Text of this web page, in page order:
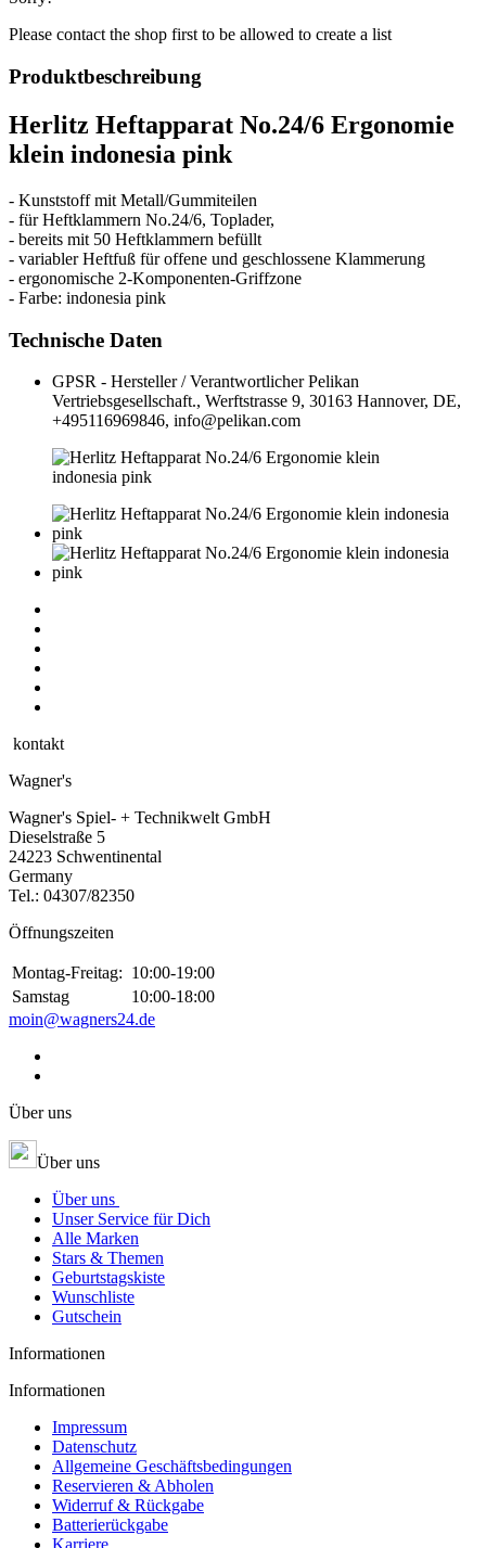
Please contact the shop first to be allowed to create a list
Produktbeschreibung
Herlitz Heftapparat No.24/6 Ergonomie
klein indonesia pink
- Kunststoff mit Metall/Gummiteilen
- für Heftklammern No.24/6, Toplader,
- bereits mit 50 Heftklammern befüllt
- variabler Heftfuß für offene und geschlossene Klammerung
- ergonomische 2-Komponenten-Griffzone
- Farbe: indonesia pink
Technische Daten
GPSR - Hersteller / Verantwortlicher Pelikan
Vertriebsgesellschaft., Werftstrasse 9, 30163 Hannover, DE,
+495116969846, info@pelikan.com
kontakt
Wagner's
Wagner's Spiel- + Technikwelt GmbH
Dieselstraße 5
24223 Schwentinental
Germany
Tel.: 04307/82350
Öffnungszeiten
Montag-Freitag: 10:00-19:00
Samstag
10:00-18:00
moin@wagners24.de
Über uns
Über uns
Über uns
Unser Service für Dich
Alle Marken
Stars & Themen
Geburtstagskiste
Wunschliste
Gutschein
Informationen
Informationen
Impressum
Datenschutz
Allgemeine Geschäftsbedingungen
Reservieren & Abholen
Widerruf & Rückgabe
Batterierückgabe